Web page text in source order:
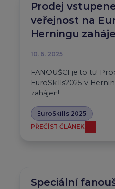
Prodej
veřejnost na
Herningu
10. 6. 2025
FANOUŠCI je to tu!
EuroSkills2025 v
zahájen!
EuroSkills 2025
PŘEČÍST ČLÁNEK
Speciální